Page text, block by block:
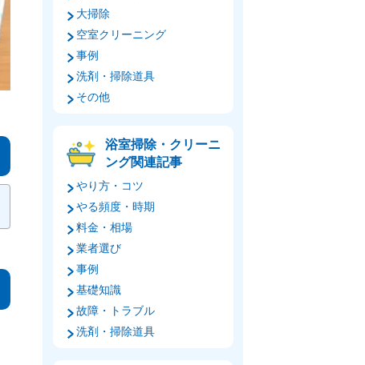
大掃除
空室クリーニング
事例
洗剤・掃除道具
その他
浴室掃除・クリーニ
ング関連記事
やり方・コツ
やる頻度・時期
料金・相場
業者選び
事例
基礎知識
故障・トラブル
洗剤・掃除道具